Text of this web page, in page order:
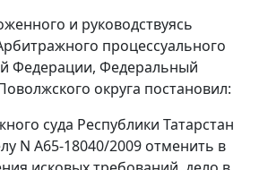
и руководствуясь
процессуального
Федерации, Федеральный
округа постановил:
суда Республики Татарстан
N А65-18040/2009 отменить в